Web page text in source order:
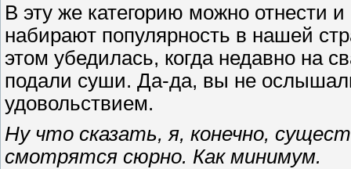
В эту же категорию можно отнести
набирают популярность в нашей
этом убедилась, когда недавно на
подали суши. Да-да, вы не
удовольствием.
Ну что сказать, я, конечно,
смотрятся сюрно. Как минимум.